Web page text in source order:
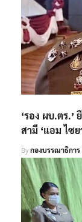
‘รอง ผบ.ตร.’
สามี ‘แอม ไซ
Byกองบรรณาธิการ